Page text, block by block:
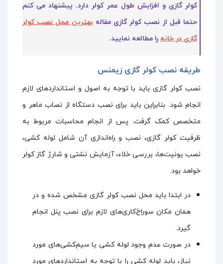
کولر گازی و افزایش طول عمر کولر دارد. پیشنهاد می کنم
حتما قبل از نصب کولر گازی مقاله بهترین محل نصب کولر
گازی در خانه را مطالعه نمایید.
طریقه نصب کولر گازی زیمنس
نصب کولر گازی باید با توجه به اصول و استاندارد‌های لازم
انجام شود. بنابراین باید برای نصب دستگاه از نصاب ماهر و
متخصص کمک گرفت. پس از انجام محاسبات مربوط به
ظرفیت کولر گازی، نصب و راه‌اندازی آن شامل لوله کشی،
نصب یونیت‌ها، بررسی خلاء، آزمایش نشتی و شارژ گاز کولر
خواهد بود.
در ابتدا باید محل نصب کولر گازی مشخص شده و در
همان مکان سوراخ‌کاری‌های لازم برای نصب پنل انجام
گیرد.
در صورت عدم وجود لوله کشی یا سیم‌کشی‌های مورد
نیاز، باید لوله کشی را با توجه به استاندارد‌های مورد